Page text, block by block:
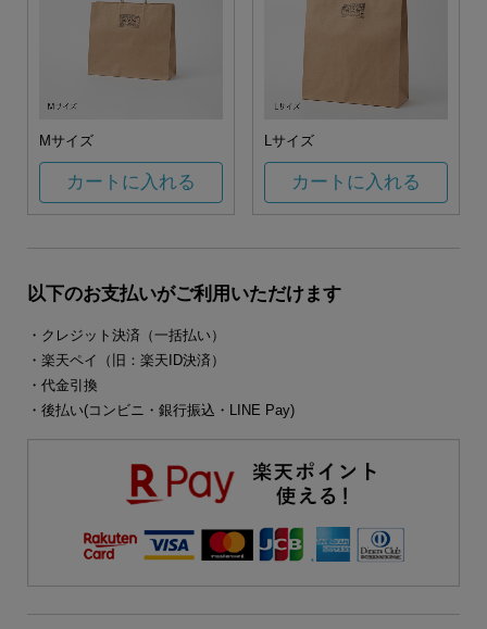
Mサイズ
カートに入れる
Lサイズ
カートに入れる
以下のお支払いがご利用いただけます
・クレジット決済（一括払い）
・楽天ペイ（旧：楽天ID決済）
・代金引換
・後払い(コンビニ・銀行振込・LINE Pay)